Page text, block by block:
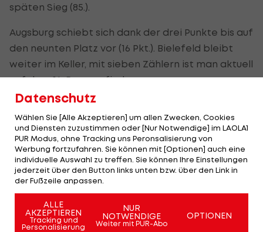
späten Sieg (85.).
Augsburg schiebt sich dank der drei Punkte bis auf
den neunten Platz vor (16 Pkt.). Bielefeld bleibt
weiter im Keller, mit sieben Zählern ist man aktuell
auf dem 16. Rang zu finden.
Bundesliga - Tabelle
Bundesliga - Spielplan/Ergebnisse
ÖFB-Legionäre im Einsatz:
Michael Gregoritsch(Augsburg): bis zur 72. Minute
Datenschutz
Wählen Sie [Alle Akzeptieren] um allen Zwecken, Cookies
und Diensten zuzustimmen oder [Nur Notwendige] im LAOLA1
PUR Modus, ohne Tracking uns Peronsalisierung von
Werbung fortzufahren. Sie können mit [Optionen] auch eine
individuelle Auswahl zu treffen. Sie können Ihre Einstellungen
jederzeit über den Button links unten bzw. über den Link in
der Fußzeile anpassen.
ALLE
AKZEPTIEREN
Tracking und
Personalisierung
NUR
NOTWENDIGE
Weiter mit PUR-Abo
OPTIONEN